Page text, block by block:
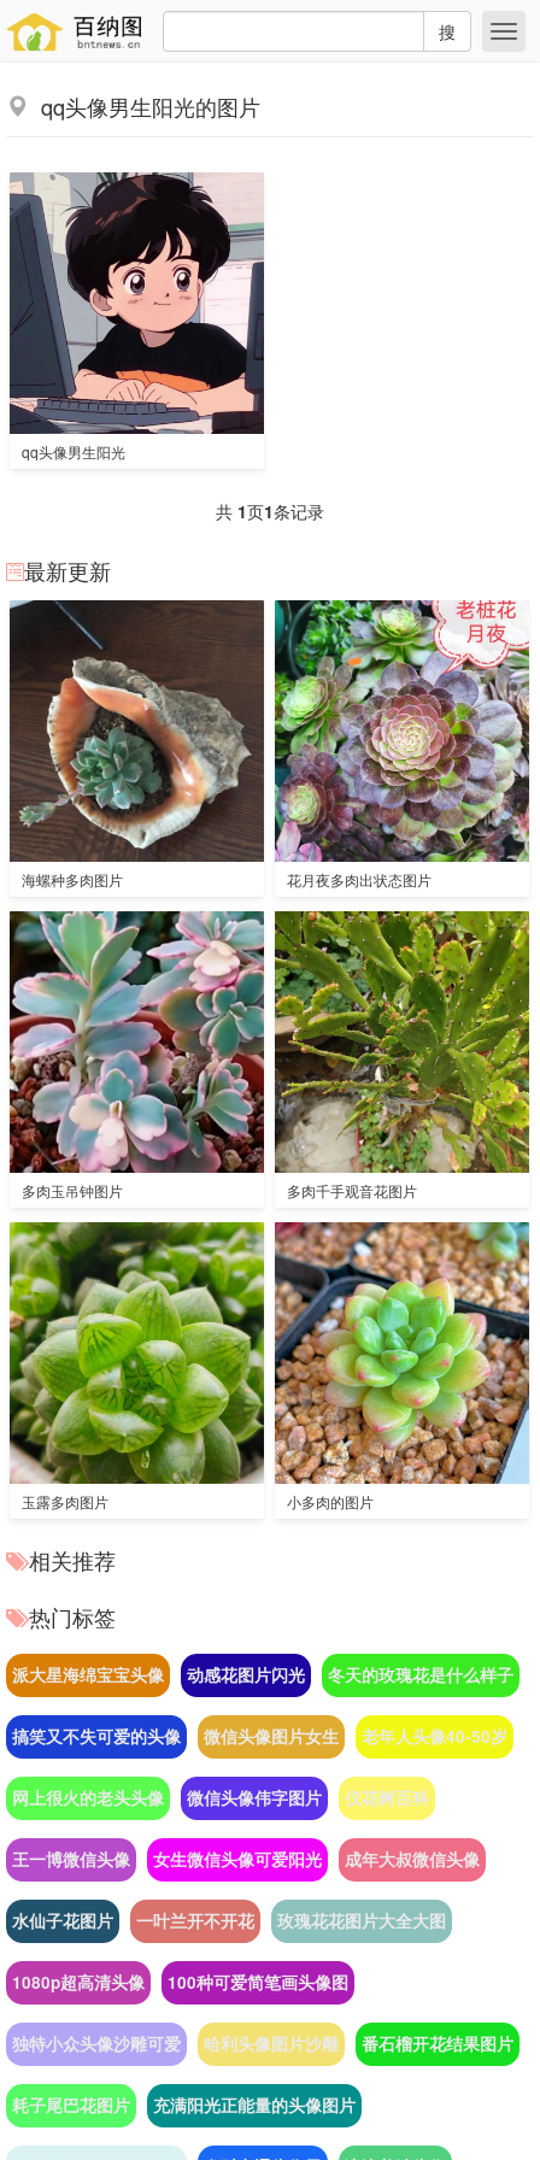
搜
qq头像男生阳光的图片
qq头像男生阳光
共 1页1条记录
最新更新
海螺种多肉图片 花月夜多肉出状态图片
多肉玉吊钟图片 多肉千手观音花图片
玉露多肉图片 小多肉的图片
相关推荐
热门标签
派大星海绵宝宝头像 动感花图片闪光 冬天的玫瑰花是什么样子
搞笑又不失可爱的头像 微信头像图片女生 老年人头像40-50岁
网上很火的老头头像 微信头像伟字图片 仪花树百科
王一博微信头像 女生微信头像可爱阳光 成年大叔微信头像
水仙子花图片 一叶兰开不开花 玫瑰花花图片大全大图
1080p超高清头像 100种可爱简笔画头像图
独特小众头像沙雕可爱 哈利头像图片沙雕 番石榴开花结果图片
耗子尾巴花图片 充满阳光正能量的头像图片